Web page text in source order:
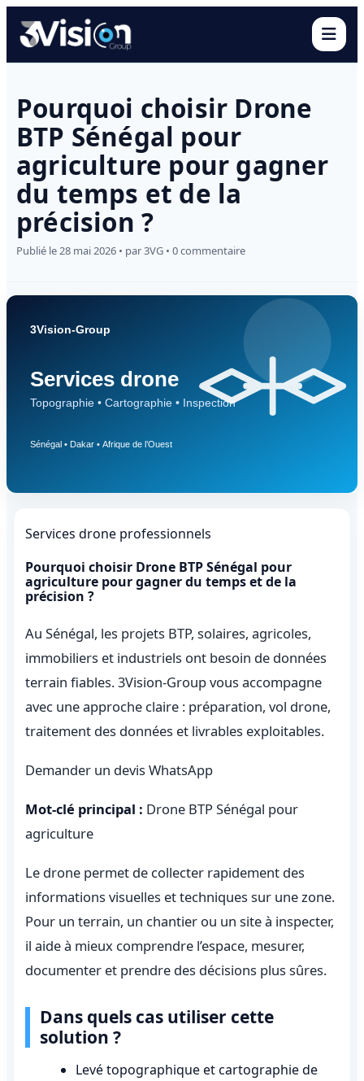
Pourquoi choisir Drone
BTP Sénégal pour
agriculture pour gagner
du temps et de la
précision ?
Publié le 28 mai 2026 • par 3VG • 0 commentaire
Services drone professionnels
Pourquoi choisir Drone BTP Sénégal pour
agriculture pour gagner du temps et de la
précision ?
Au Sénégal, les projets BTP, solaires, agricoles,
immobiliers et industriels ont besoin de données
terrain fiables. 3Vision-Group vous accompagne
avec une approche claire : préparation, vol drone,
traitement des données et livrables exploitables.
Demander un devis WhatsApp
Mot-clé principal : Drone BTP Sénégal pour
agriculture
Le drone permet de collecter rapidement des
informations visuelles et techniques sur une zone.
Pour un terrain, un chantier ou un site à inspecter,
il aide à mieux comprendre l’espace, mesurer,
documenter et prendre des décisions plus sûres.
Dans quels cas utiliser cette
solution ?
Levé topographique et cartographie de